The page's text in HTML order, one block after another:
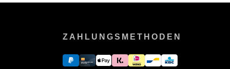
ZAHLUNGSMETHODEN